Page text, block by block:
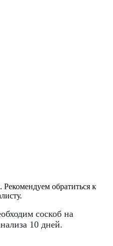
обратиться к
соскоб на
10 дней.